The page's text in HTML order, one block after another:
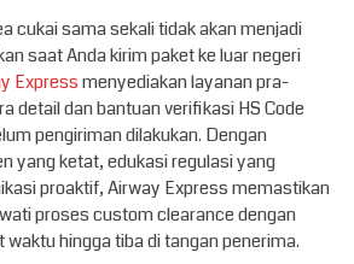
cukai sama sekali tidak akan menjadi
saat Anda kirim paket ke luar negeri
Expressmenyediakan layanan pra-
detail dan bantuan verifikasi HS Code
pengiriman dilakukan. Dengan
yang ketat, edukasi regulasi yang
proaktif, Airway Express memastikan
proses custom clearance dengan
hingga tiba di tangan penerima.